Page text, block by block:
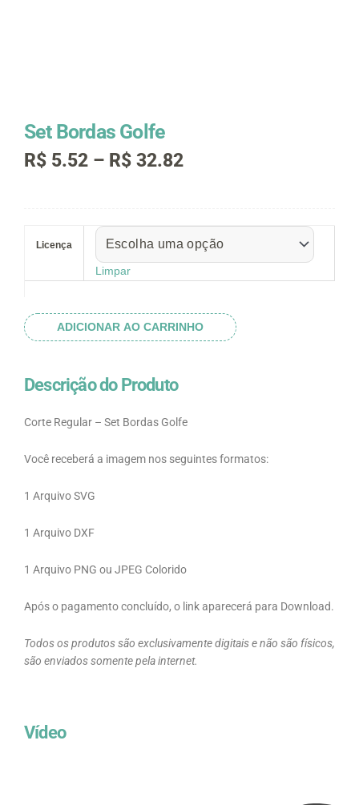
Set Bordas Golfe
R$ 5.52 – R$ 32.82Faixa
através
R$ 32.82
Licença
Limpar
Golfe
ADICIONAR AO CARRINHO
Descrição do Produto
Corte Regular – Set Bordas Golfe
Você receberá a imagem nos seguintes formatos:
1 Arquivo SVG
1 Arquivo DXF
1 Arquivo PNG ou JPEG Colorido
Após o pagamento concluído, o link aparecerá para Download.
Todos os produtos são exclusivamente digitais e não são físicos,
são enviados somente pela internet.
Vídeo